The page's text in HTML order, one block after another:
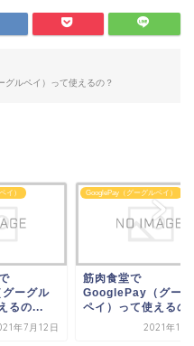
ルペイ）って使えるの？
イ）
ーグル
るの...
年7月12日
GooglePay（グーグルペイ）
筋肉食堂で
GooglePay（グー
ペイ）って使えるの
2021年12